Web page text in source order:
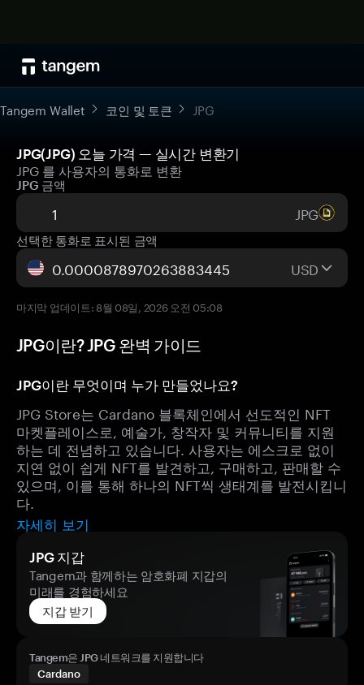
Tangem Wallet 코인 및 토큰 JPG
JPG(JPG) 오늘 가격 — 실시간 변환기
JPG 를 사용자의 통화로 변환
JPG 금액
JPG
선택한 통화로 표시된 금액
USD
마지막 업데이트: 8월 08일, 2026 오전 05:08
JPG이란? JPG 완벽 가이드
JPG이란 무엇이며 누가 만들었나요?
JPG Store는 Cardano 블록체인에서 선도적인 NFT
마켓플레이스로, 예술가, 창작자 및 커뮤니티를 지원
하는 데 전념하고 있습니다. 사용자는 에스크로 없이
지연 없이 쉽게 NFT를 발견하고, 구매하고, 판매할 수
있으며, 이를 통해 하나의 NFT씩 생태계를 발전시킵니
다.
자세히 보기
JPG 지갑
Tangem과 함께하는 암호화폐 지갑의
미래를 경험하세요
지갑 받기
Tangem은 JPG 네트워크를 지원합니다
Cardano